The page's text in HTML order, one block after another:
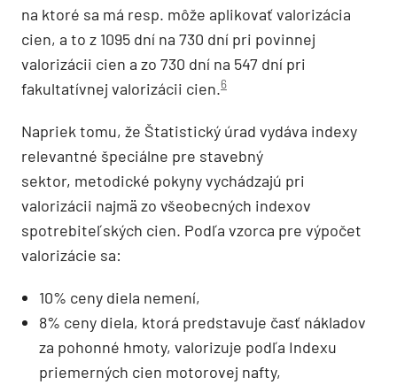
na ktoré sa má resp. môže aplikovať valorizácia
cien, a to z 1095 dní na 730 dní pri povinnej
valorizácii cien a zo 730 dní na 547 dní pri
fakultatívnej valorizácii cien.6
Napriek tomu, že Štatistický úrad vydáva indexy
relevantné špeciálne pre stavebný
sektor, metodické pokyny vychádzajú pri
valorizácii najmä zo všeobecných indexov
spotrebiteľských cien. Podľa vzorca pre výpočet
valorizácie sa:
10% ceny diela nemení,
8% ceny diela, ktorá predstavuje časť nákladov
za pohonné hmoty, valorizuje podľa Indexu
priemerných cien motorovej nafty,